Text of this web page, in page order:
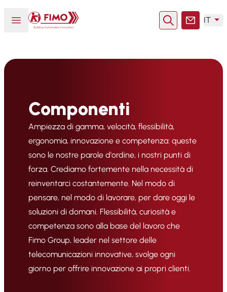
Aprire o chiudere il menu
Torna alla pagina iniziale
RicercaContatto
IT
Componenti
Ampiezza di gamma, velocità, flessibilità,
ergonomia, innovazione e competenza: queste
sono le nostre parole d'ordine, i nostri punti di
forza. Crediamo fortemente nella necessità di
reinventarci costantemente. Nel modo di
pensare, nel modo di lavorare, per dare oggi le
soluzioni di domani. Flessibilità, curiosità e
competenza sono alla base del lavoro che
Fimo Group, leader nel settore delle
telecomunicazioni innovative, svolge ogni
giorno per offrire innovazione ai propri clienti.